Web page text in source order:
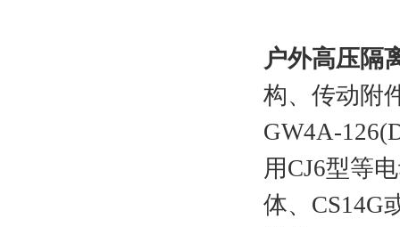
户外高压隔
构、传动附
GW4A-
用 CJ6型等
体、 CS14G